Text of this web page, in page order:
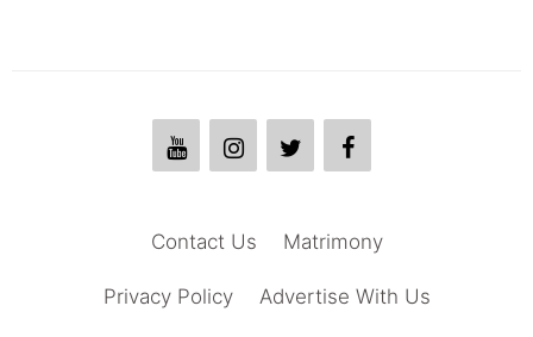
Matrimony
Contact Us
Advertise With Us
Privacy Policy